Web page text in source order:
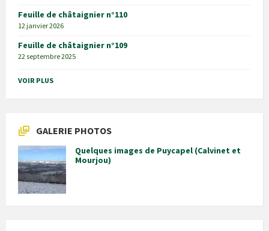
Feuille de châtaignier n°110
12 janvier 2026
Feuille de châtaignier n°109
22 septembre 2025
VOIR PLUS
GALERIE PHOTOS
Quelques images de Puycapel (Calvinet et
Mourjou)